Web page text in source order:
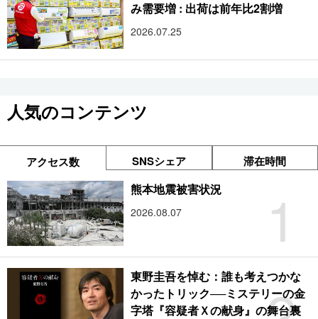
み需要増 : 出荷は前年比2割増
2026.07.25
人気のコンテンツ
アクセス数 SNSシェア 滞在時間
1
熊本地震被害状況
2026.08.07
東野圭吾を悼む：誰も考えつかな
かったトリック──ミステリーの金
字塔『容疑者Ｘの献身』の舞台裏